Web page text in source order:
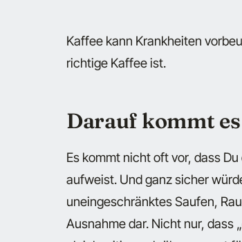
Kaffee kann Krankheiten
richtige Kaffee ist.
Darauf kommt
Es kommt nicht oft vor, dass
aufweist. Und ganz sicher
uneingeschränktes Saufen,
Ausnahme dar. Nicht nur, dass